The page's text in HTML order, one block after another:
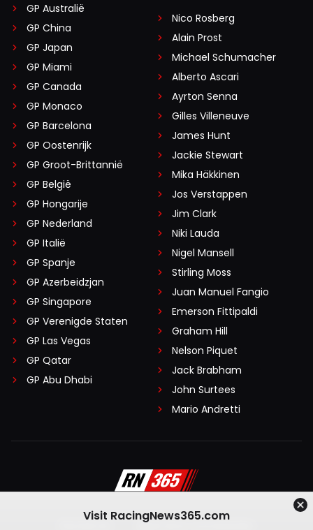
GP Australië
GP China
GP Japan
GP Miami
GP Canada
GP Monaco
GP Barcelona
GP Oostenrijk
GP Groot-Brittannië
GP België
GP Hongarije
GP Nederland
GP Italië
GP Spanje
GP Azerbeidzjan
GP Singapore
GP Verenigde Staten
GP Las Vegas
GP Qatar
GP Abu Dhabi
Nico Rosberg
Alain Prost
Michael Schumacher
Alberto Ascari
Ayrton Senna
Gilles Villeneuve
James Hunt
Jackie Stewart
Mika Häkkinen
Jos Verstappen
Jim Clark
Niki Lauda
Nigel Mansell
Stirling Moss
Juan Manuel Fangio
Emerson Fittipaldi
Graham Hill
Nelson Piquet
Jack Brabham
John Surtees
Mario Andretti
Algemene voorwaarden
Visit RacingNews365.com